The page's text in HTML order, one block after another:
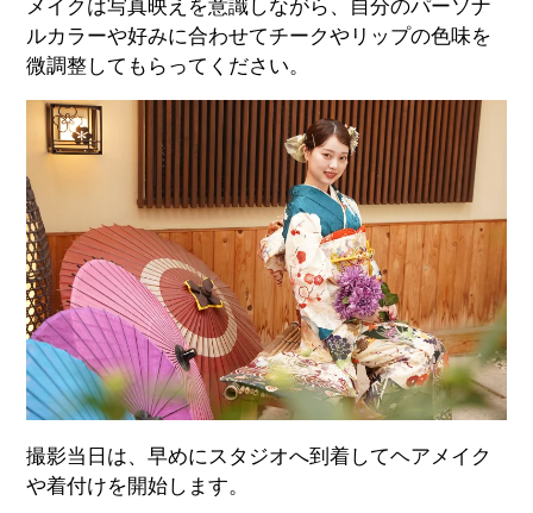
ルカラーや好みに合わせてチークやリップの色味を
微調整してもらってください。
撮影当日は、早めにスタジオへ到着してヘアメイク
や着付けを開始します。